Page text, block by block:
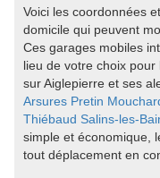
Voici les coordonnées
domicile qui peuvent
Ces garages mobiles
lieu de votre choix
sur Aiglepierre et ses
Arsures Pretin
Thiébaud Salins-les-
simple et économique,
tout déplacement en